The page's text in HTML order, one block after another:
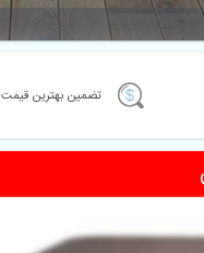
تضمین بهترین قیمت